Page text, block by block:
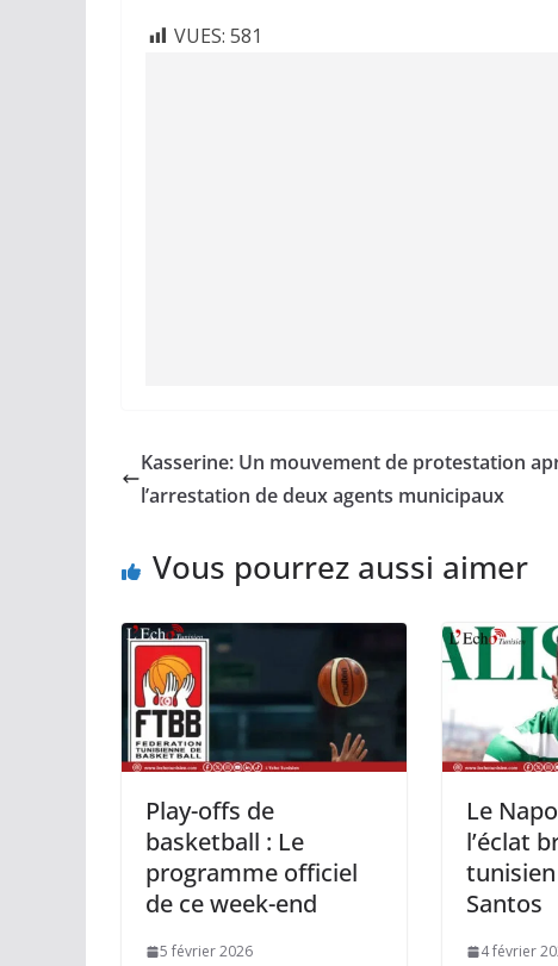
VUES: 581
Kasserine: Un mouvement de protestation
l’arrestation de deux agents municipaux
Vous pourrez aussi aimer
Play-offs de
basketball : Le
programme officiel
de ce week-end
5 février 2026
Le
l’éclat
tunisien
Santos
4 février